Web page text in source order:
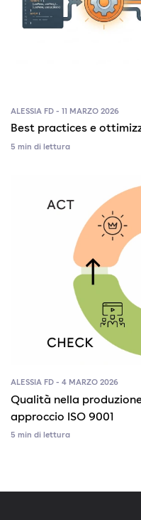
ALESSIA FD - 11 MARZO 2026
Best practices e
5 min di lettura
ALESSIA FD - 4 MARZO 2026
Qualità nella
approccio ISO 9001
5 min di lettura